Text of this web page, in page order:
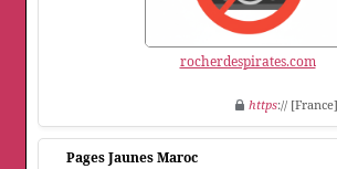
rocherdespirates.com
https://
Pages Jaunes Maroc